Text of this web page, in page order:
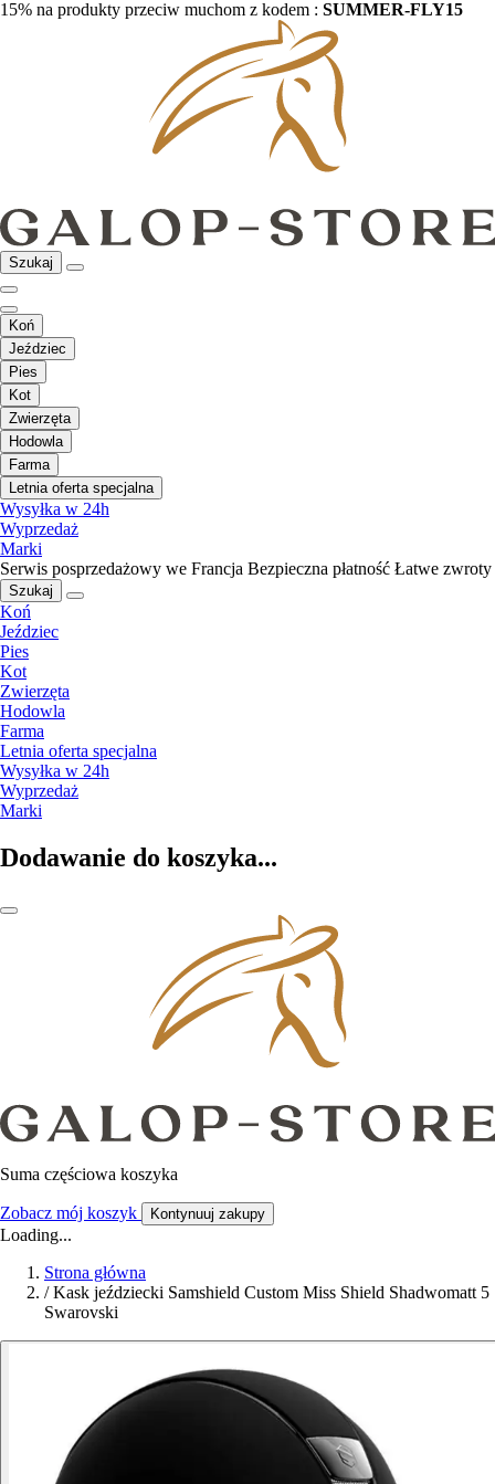
15% na produkty przeciw muchom z kodem : SUMMER-FLY15
Szukaj
Koń
Jeździec
Pies
Kot
Zwierzęta
Hodowla
Farma
Letnia oferta specjalna
Wysyłka w 24h
Wyprzedaż
Marki
Serwis posprzedażowy we Francja Bezpieczna płatność Łatwe zwroty
Szukaj
Koń
Jeździec
Pies
Kot
Zwierzęta
Hodowla
Farma
Letnia oferta specjalna
Wysyłka w 24h
Wyprzedaż
Marki
Dodawanie do koszyka...
Suma częściowa koszyka
Zobacz mój koszyk Kontynuuj zakupy
Loading...
Strona główna
/ Kask jeździecki Samshield Custom Miss Shield Shadwomatt 5
Swarovski